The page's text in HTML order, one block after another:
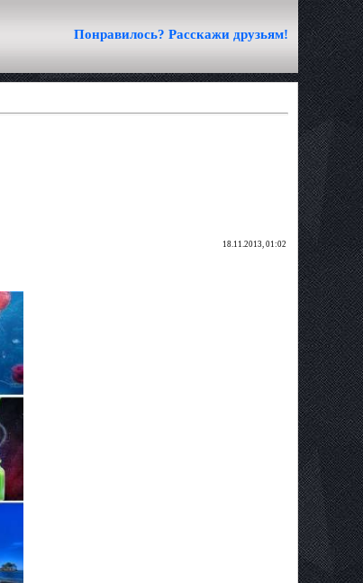
Понравилось? Расскажи друзьям!
18.11.2013, 01:02